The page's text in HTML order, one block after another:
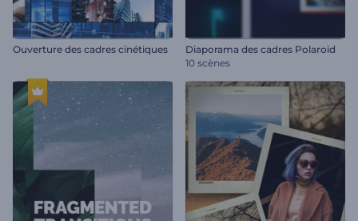
Ouverture des cadres cinétiques
Diaporama des cadres Polaroid
10 scènes